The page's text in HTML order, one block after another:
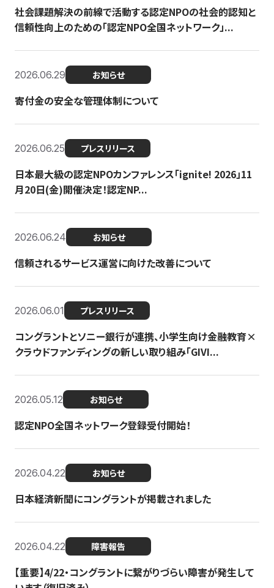
社会課題解決の前線で活動する認定NPOの社会的認知と
信頼性向上のための「認定NPO全国ネットワーク」...
2026.06.29 お知らせ
寄付金の安全な管理体制について
2026.06.25 プレスリリース
日本最大級の認定NPOカンファレンス「ignite! 2026」11
月20日(金)開催決定！認定NP...
2026.06.24 お知らせ
信頼されるサービス運営に向けた改善について
2026.06.01 プレスリリース
コングラントとソニー銀行が連携、小学生向け金融教育×
クラウドファンディングの新しい取り組み「GIVI...
2026.05.12 お知らせ
認定NPO全国ネットワーク登録受付開始！
2026.04.22 お知らせ
日本経済新聞にコングラントが掲載されました
2026.04.22 障害報告
【重要】4/22・コングラントに繋がりづらい障害が発生して